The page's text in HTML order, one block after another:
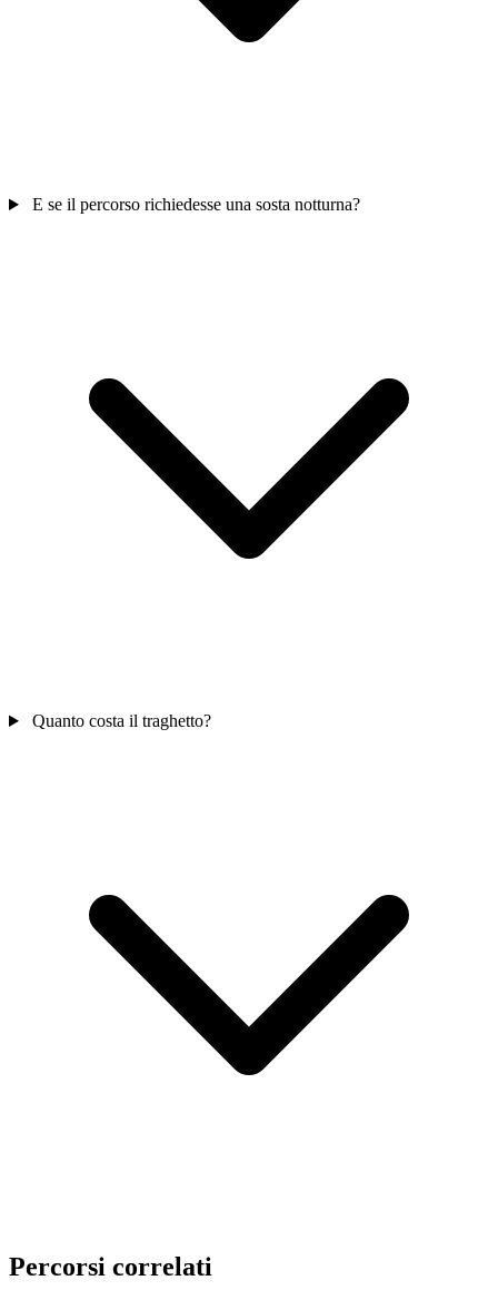
E se il percorso richiedesse una sosta notturna?
Quanto costa il traghetto?
Percorsi correlati